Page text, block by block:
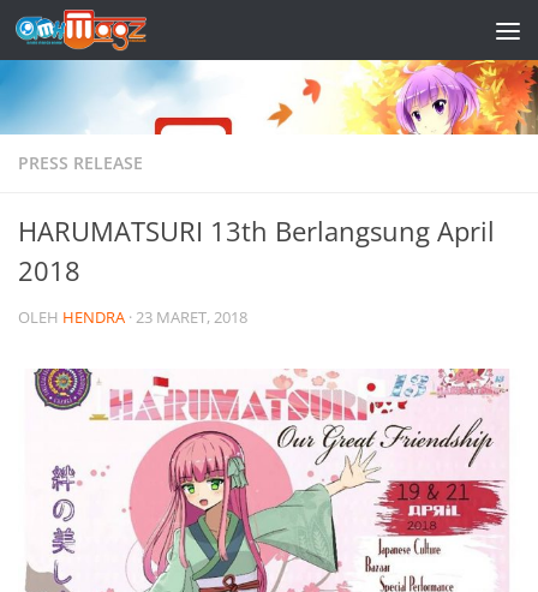
Skip to content
PRESS RELEASE
HARUMATSURI 13th Berlangsung April
2018
OLEH HENDRA ·23 MARET, 2018